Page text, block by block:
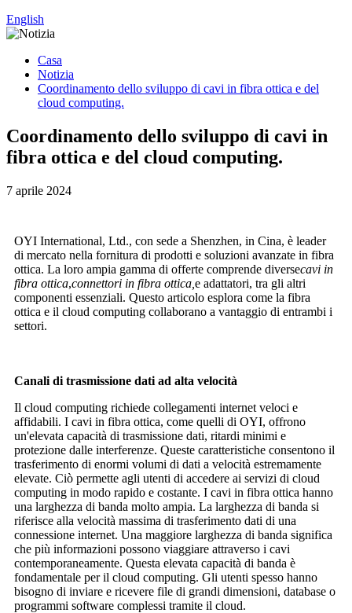
English
Casa
Notizia
Coordinamento dello sviluppo di cavi in ​​fibra ottica e del
cloud computing.
Coordinamento dello sviluppo di cavi in ​​
fibra ottica e del cloud computing.
7 aprile 2024
OYI International, Ltd., con sede a Shenzhen, in Cina, è leader
di mercato nella fornitura di prodotti e soluzioni avanzate in fibra
ottica. La loro ampia gamma di offerte comprende diversecavi in ​​
fibra ottica,connettori in fibra ottica, e adattatori, tra gli altri
componenti essenziali. Questo articolo esplora come la fibra
ottica e il cloud computing collaborano a vantaggio di entrambi i
settori.
Canali di trasmissione dati ad alta velocità
Il cloud computing richiede collegamenti internet veloci e
affidabili. I cavi in ​​fibra ottica, come quelli di OYI, offrono
un'elevata capacità di trasmissione dati, ritardi minimi e
protezione dalle interferenze. Queste caratteristiche consentono il
trasferimento di enormi volumi di dati a velocità estremamente
elevate. Ciò permette agli utenti di accedere ai servizi di cloud
computing in modo rapido e costante. I cavi in ​​fibra ottica hanno
una larghezza di banda molto ampia. La larghezza di banda si
riferisce alla velocità massima di trasferimento dati di una
connessione internet. Una maggiore larghezza di banda significa
che più informazioni possono viaggiare attraverso i cavi
contemporaneamente. Questa elevata capacità di banda è
fondamentale per il cloud computing. Gli utenti spesso hanno
bisogno di inviare e ricevere file di grandi dimensioni, database o
programmi software complessi tramite il cloud.